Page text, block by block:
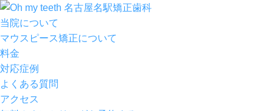
名古屋名駅矯正歯科
当院について
マウスピース矯正について
料金
対応症例
よくある質問
アクセス